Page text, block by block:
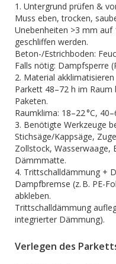
1. Untergrund prüfen &
Muss eben, trocken,
Unebenheiten >3 mm
geschliffen werden.
Beton-/Estrichboden:
Falls nötig: Dampfsperre
2. Material akklimatisieren
Parkett 48–72 h im
Paketen.
Raumklima: 18–22 °C,
3. Benötigte Werkzeuge
Stichsäge/Kappsäge,
Zollstock, Wasserwaage,
Dämmmatte.
4. Trittschalldämmung +
Dampfbremse (z. B. PE-
abkleben.
Trittschalldämmung
integrierter Dämmung).
Verlegen des